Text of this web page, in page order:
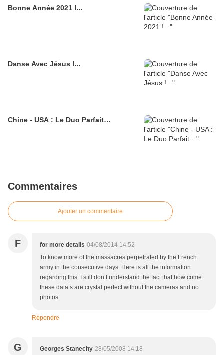
Bonne Année 2021 !...
Danse Avec Jésus !...
Chine - USA : Le Duo Parfait…
Commentaires
Ajouter un commentaire
F for more details 04/08/2014 14:52
To know more of the massacres perpetrated by the French
army in the consecutive days. Here is all the information
regarding this. I still don’t understand the fact that how come
these data’s are crystal perfect without the cameras and no
photos.
Répondre
G Georges Stanechy 28/05/2008 14:18